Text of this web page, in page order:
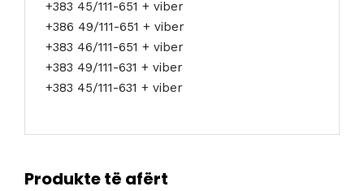
+383 45/111-651 + viber
+386 49/111-651 + viber
+383 46/111-651 + viber
+383 49/111-631 + viber
+383 45/111-631 + viber
Produkte të afërt